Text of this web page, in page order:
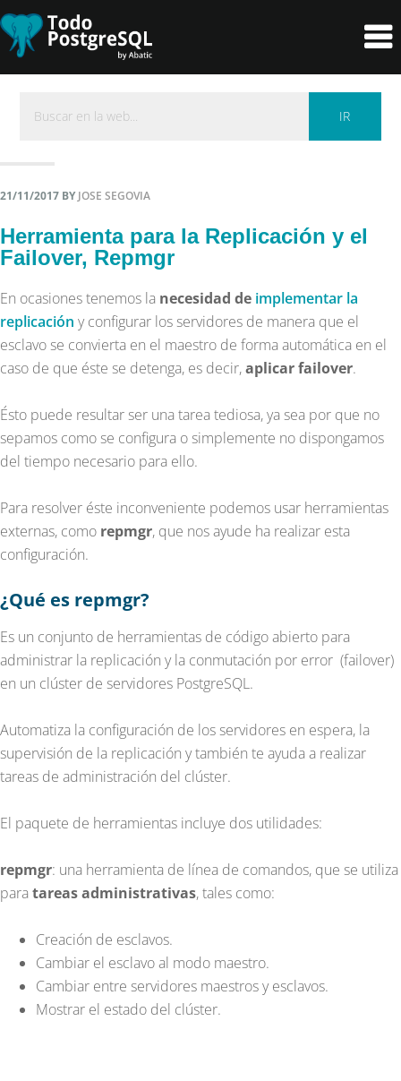
Skip
to
primary
Skip
to
content
21/11/2017 BYJOSE SEGOVIA
Herramienta para la Replicación y el
Failover, Repmgr
En ocasiones tenemos la necesidad de implementar la
replicación y configurar los servidores de manera que el
esclavo se convierta en el maestro de forma automática en el
caso de que éste se detenga, es decir,aplicar failover.
Ésto puede resultar ser una tarea tediosa, ya sea por que no
sepamos como se configura o simplemente no dispongamos
del tiempo necesario para ello.
Para resolver éste inconveniente podemos usar herramientas
externas, como repmgr, que nos ayude ha realizar esta
configuración.
¿Qué es repmgr?
Es un conjunto de herramientas de código abierto para
administrar la replicación y la conmutación por error (failover)
en un clúster de servidores PostgreSQL.
Automatiza la configuración de los servidores en espera, la
supervisión de la replicación y también te ayuda a realizar
tareas de administración del clúster.
El paquete de herramientas incluye dos utilidades:
repmgr: una herramienta de línea de comandos, que se utiliza
paratareas administrativas, tales como:
Creación de esclavos.
Cambiar el esclavo al modo maestro.
Cambiar entre servidores maestros y esclavos.
Mostrar el estado del clúster.